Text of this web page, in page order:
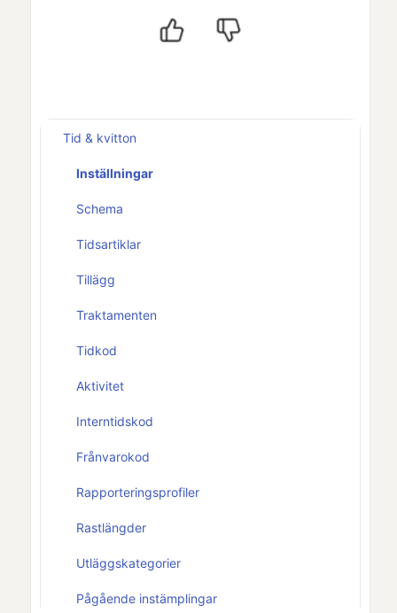
Tid & kvitton
Inställningar
Schema
Tidsartiklar
Tillägg
Traktamenten
Tidkod
Aktivitet
Interntidskod
Frånvarokod
Rapporteringsprofiler
Rastlängder
Utläggskategorier
Pågående instämplingar